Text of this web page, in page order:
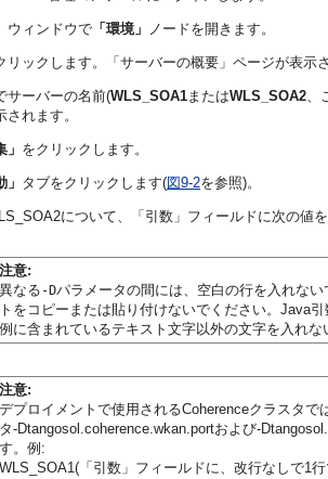
ウィンドウで 「環境」 ノードを開きます。
リックします。「サーバーの概要」ページが表示
サーバーの名前(WLS_SOA1 またはWLS_SOA2
れます。
をクリックします。
タブをクリックします(図9-2を参照)。
について、「引数」フィールドに次の値
注意:
異なる -Dパラメータの間には、空白の行を入れな
トをコピーまたは貼り付けないでください。Java
例に含まれているテキスト文字以外の文字を入れな
注意:
デプロイメントで使用されるCoherenceクラスタ
タ-Dtangosol.coherence.wkan.portおよび-
す。例:
WLS_SOA1(「引数」フィールドに、改行なしで1